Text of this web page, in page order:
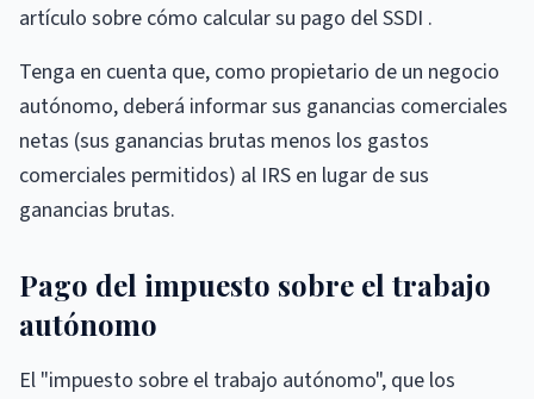
artículo sobre cómo calcular su pago del SSDI .
Tenga en cuenta que, como propietario de un negocio
autónomo, deberá informar sus ganancias comerciales
netas (sus ganancias brutas menos los gastos
comerciales permitidos) al IRS en lugar de sus
ganancias brutas.
Pago del impuesto sobre el trabajo
autónomo
El "impuesto sobre el trabajo autónomo", que los